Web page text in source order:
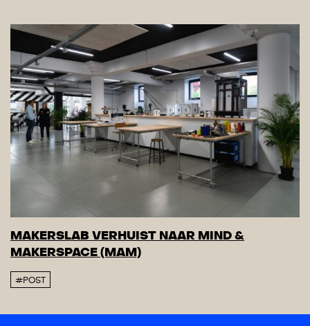
MAKERSLAB VERHUIST NAAR MIND &
MAKERSPACE (MAM)
#POST